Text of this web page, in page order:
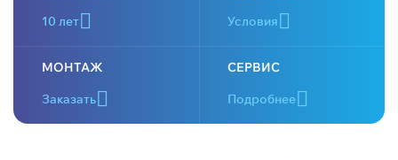
10 лет
Условия
МОНТАЖ
Заказать
СЕРВИС
Подробнее